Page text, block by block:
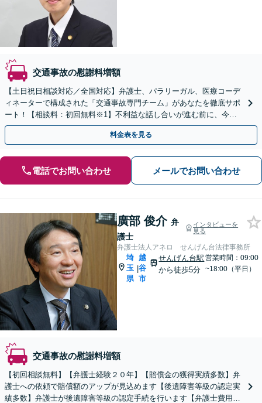
交通事故の慰謝料増額
【土日祝日相談対応／全国対応】弁護士、パラリーガル、医療コーデ
ィネーターで構成された「交通事故専門チーム」があなたを徹底サポ
ート！【相談料：初回無料※1】不利益な話し合いが進む前に、今す
ぐ相談！
料金表を見る
電話でお問い合わせ メールでお問い合わせ
廣部 俊介 弁
護士
インタビューを
見る
弁護士法人アネロ せんげん台法律事務所
埼
玉
県
|
越
谷
市
せんげん台駅
から徒歩5分
営業時間：09:00
~18:00（平日）
交通事故の慰謝料増額
【初回相談無料】【弁護士経験２０年】【賠償金の獲得実績多数】弁
護士への依頼で賠償額のアップが見込めます【後遺障害等級の認定実
績多数】弁護士が後遺障害等級の認定手続を行います【弁護士費用特